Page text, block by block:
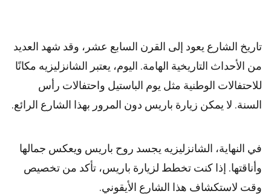
تاريخ الشارع يعود إلى القرن السابع عشر، وقد شهد العديد
من الأحداث التاريخية الهامة. اليوم، يعتبر الشانزليزيه مكانًا
للاحتفالات الوطنية مثل يوم الباستيل واحتفالات رأس
السنة. لا يمكن زيارة باريس دون المرور بهذا الشارع الرائع.
في النهاية، الشانزليزيه يجسد روح باريس ويعكس جمالها
وأناقتها. إذا كنت تخطط لزيارة باريس، تأكد من تخصيص
وقت لاستكشاف هذا الشارع الأيقوني.